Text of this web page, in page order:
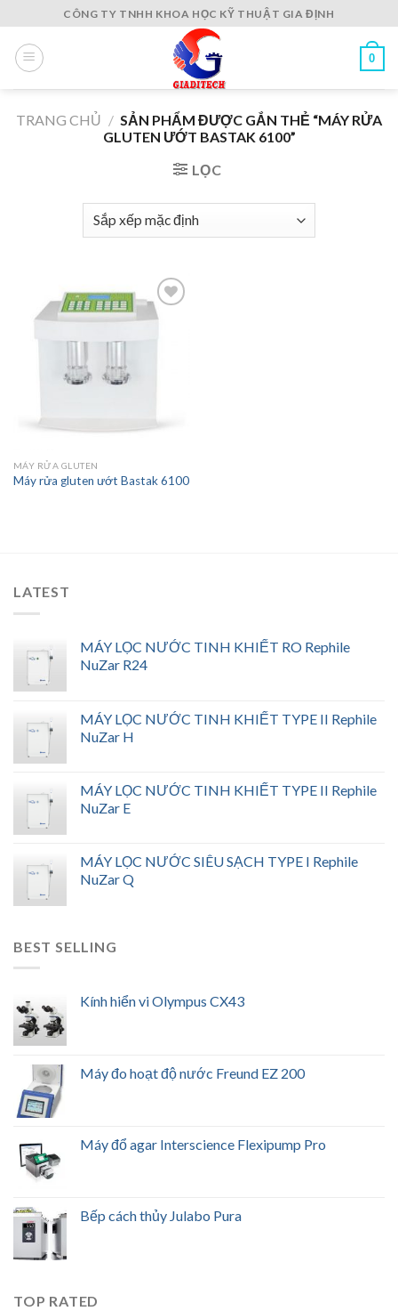
to
content
CÔNG TY TNHH KHOA HỌC KỸ THUẬT GIA ĐỊNH
0
TRANG CHỦ / SẢN PHẨM ĐƯỢC GẮN THẺ “MÁY RỬA
GLUTEN ƯỚT BASTAK 6100”
LỌC
MÁY RỬA GLUTEN
Máy rửa gluten ướt Bastak 6100
LATEST
MÁY LỌC NƯỚC TINH KHIẾT RO Rephile
NuZar R24
MÁY LỌC NƯỚC TINH KHIẾT TYPE II Rephile
NuZar H
MÁY LỌC NƯỚC TINH KHIẾT TYPE II Rephile
NuZar E
MÁY LỌC NƯỚC SIÊU SẠCH TYPE I Rephile
NuZar Q
BEST SELLING
Kính hiển vi Olympus CX43
Máy đo hoạt độ nước Freund EZ 200
Máy đổ agar Interscience Flexipump Pro
Bếp cách thủy Julabo Pura
TOP RATED